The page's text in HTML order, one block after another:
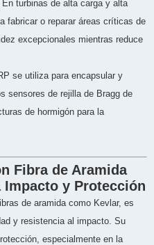
En turbinas de alta carga y alta
fabricar o reparar áreas críticas de
excepcionales mientras reduce
se utiliza para encapsular y
sensores de rejilla de Bragg de
de hormigón para la
Fibra de Aramida
Impacto y Protección
de aramida como Kevlar, es
y resistencia al impacto. Su
especialmente en la